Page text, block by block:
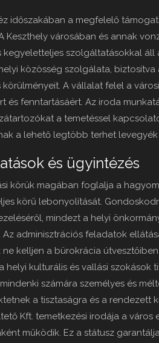
időszakában a megfelelő
Keszthely városában és annak
kegyeletteljes szolgáltatásokkal
közösség szolgálata,
körülményeit. A vállalat felel a
és fenntartásáért. Az iroda
a temetéssel
a lehető legtöbb terhet
és ügyintézés
körük magában foglalja a
körű lebonyolítását.
mindezt a helyi
Az adminisztrációs feladatok
ne kelljen a bürokrácia
helyi kulturális és vallási szokások
számára személyes és
a tisztaságra és a rendezett
Kft. temetkezési irodája a
működik. Ez a státusz